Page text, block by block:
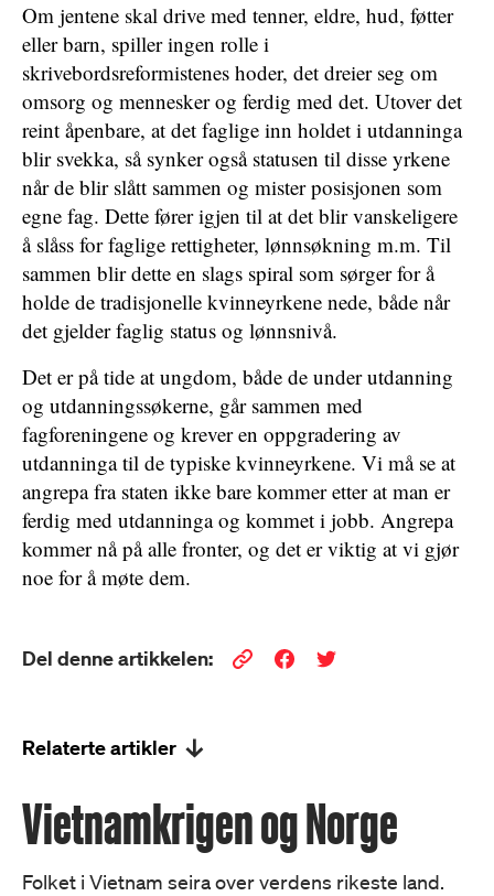
Om jentene skal drive med tenner, eldre, hud, føtter
eller barn, spiller ingen rolle i
skrivebordsreformistenes hoder, det dreier seg om
omsorg og mennesker og ferdig med det. Utover det
reint åpenbare, at det faglige inn holdet i utdanninga
blir svekka, så synker også statusen til disse yrkene
når de blir slått sammen og mister posisjonen som
egne fag. Dette fører igjen til at det blir vanskeligere
å slåss for faglige rettigheter, lønnsøkning m.m. Til
sammen blir dette en slags spiral som sørger for å
holde de tradisjonelle kvinneyrkene nede, både når
det gjelder faglig status og lønnsnivå.
Det er på tide at ungdom, både de under utdanning
og utdanningssøkerne, går sammen med
fagforeningene og krever en oppgradering av
utdanninga til de typiske kvinneyrkene. Vi må se at
angrepa fra staten ikke bare kommer etter at man er
ferdig med utdanninga og kommet i jobb. Angrepa
kommer nå på alle fronter, og det er viktig at vi gjør
noe for å møte dem.
Del denne artikkelen:
Relaterte artikler
Vietnamkrigen og Norge
Folket i Vietnam seira over verdens rikeste land.